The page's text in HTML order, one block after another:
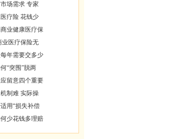
场需求 专家
疗险 花钱少
业健康医疗保
业医疗保险无
年需要交多少
“突围”脱两
留意四个重要
制难 实际操
用“损失补偿
少花钱多理赔